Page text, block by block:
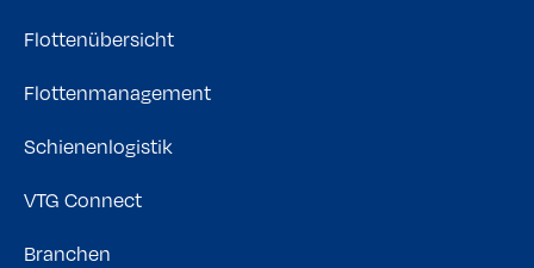
Flottenübersicht
Flottenmanagement
Schienenlogistik
VTG Connect
Branchen